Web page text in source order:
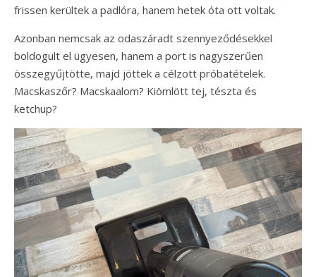
frissen kerültek a padlóra, hanem hetek óta ott voltak.
Azonban nemcsak az odaszáradt szennyeződésekkel
boldogult el ügyesen, hanem a port is nagyszerűen
összegyűjtötte, majd jöttek a célzott próbatételek.
Macskaszőr? Macskaalom? Kiömlött tej, tészta és
ketchup?